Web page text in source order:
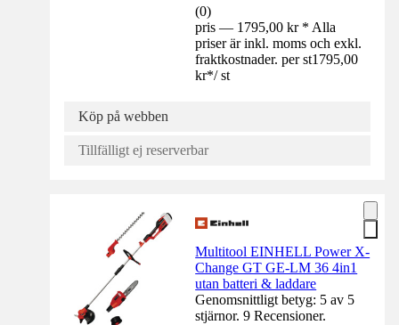
(0)
pris — 1795,00 kr * Alla
priser är inkl. moms och exkl.
fraktkostnader. per st1795,00
kr*/ st
Köp på webben
Tillfälligt ej reserverbar
Multitool EINHELL Power X-
Change GT GE-LM 36 4in1
utan batteri & laddare
Genomsnittligt betyg: 5 av 5
stjärnor. 9 Recensioner.